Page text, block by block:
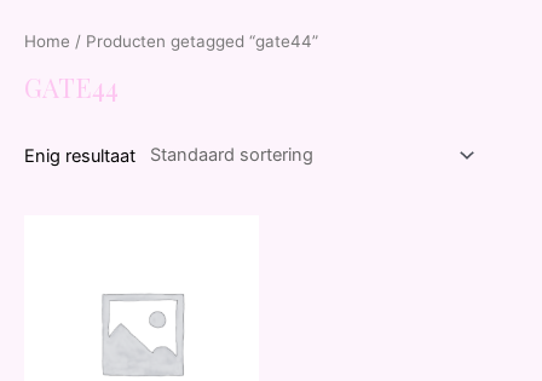
Home / Producten getagged “gate44”
GATE44
Enig resultaat